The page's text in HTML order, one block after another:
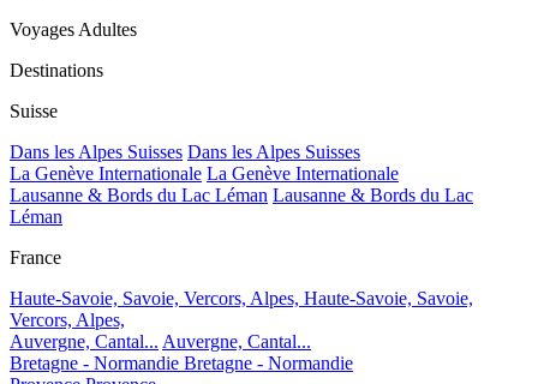
Voyages Adultes
Destinations
Suisse
Dans les Alpes Suisses Dans les Alpes Suisses
La Genève Internationale La Genève Internationale
Lausanne & Bords du Lac Léman Lausanne & Bords du Lac
Léman
France
Haute-Savoie, Savoie, Vercors, Alpes, Haute-Savoie, Savoie,
Vercors, Alpes,
Auvergne, Cantal... Auvergne, Cantal...
Bretagne - Normandie Bretagne - Normandie